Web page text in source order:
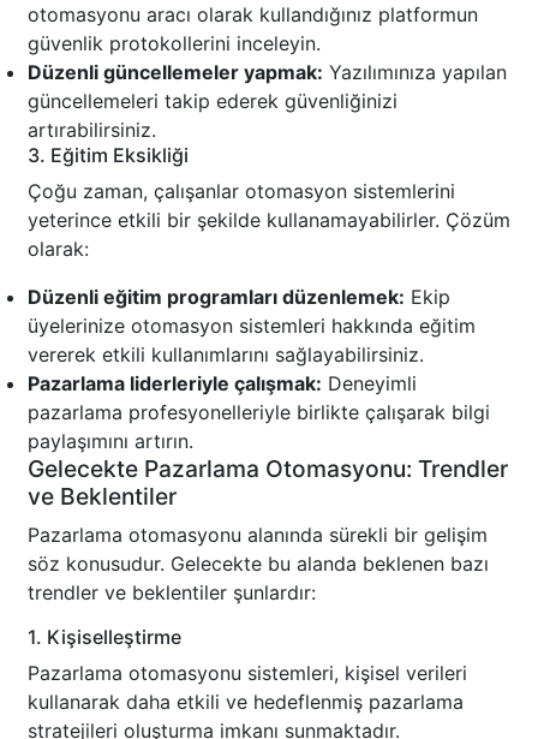
otomasyonu aracı olarak kullandığınız platformun
güvenlik protokollerini inceleyin.
Düzenli güncellemeler yapmak: Yazılımınıza yapılan
güncellemeleri takip ederek güvenliğinizi
artırabilirsiniz.
3. Eğitim Eksikliği
Çoğu zaman, çalışanlar otomasyon sistemlerini
yeterince etkili bir şekilde kullanamayabilirler. Çözüm
olarak:
Düzenli eğitim programları düzenlemek: Ekip
üyelerinize otomasyon sistemleri hakkında eğitim
vererek etkili kullanımlarını sağlayabilirsiniz.
Pazarlama liderleriyle çalışmak: Deneyimli
pazarlama profesyonelleriyle birlikte çalışarak bilgi
paylaşımını artırın.
Gelecekte Pazarlama Otomasyonu: Trendler
ve Beklentiler
Pazarlama otomasyonu alanında sürekli bir gelişim
söz konusudur. Gelecekte bu alanda beklenen bazı
trendler ve beklentiler şunlardır:
1. Kişiselleştirme
Pazarlama otomasyonu sistemleri, kişisel verileri
kullanarak daha etkili ve hedeflenmiş pazarlama
stratejileri oluşturma imkanı sunmaktadır.